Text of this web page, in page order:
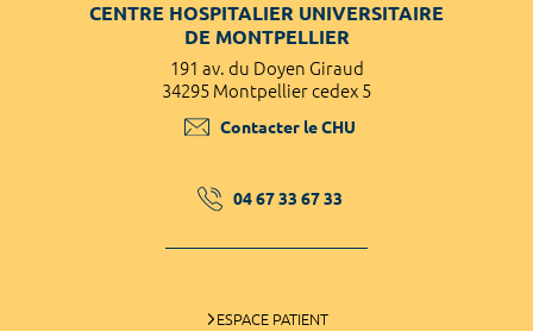
CENTRE HOSPITALIER UNIVERSITAIRE
DE MONTPELLIER
191 av. du Doyen Giraud
34295 Montpellier cedex 5
Contacter le CHU
04 67 33 67 33
ESPACE PATIENT